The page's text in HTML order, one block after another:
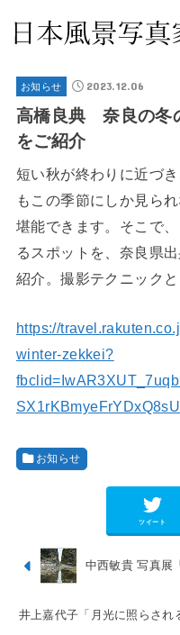
お知らせ 2023.12.06
高橋良典 奈良の冬
をご紹介
短い秋が終わりに近づ
もこの季節にしか見ら
堪能できます。そこで
るスポットを、奈良県
紹介。撮影テクニックと
https://
winter-zekkei?
お知らせ
ツイート
中西敏貴 写真展
井上嘉代子「月光に照らされ